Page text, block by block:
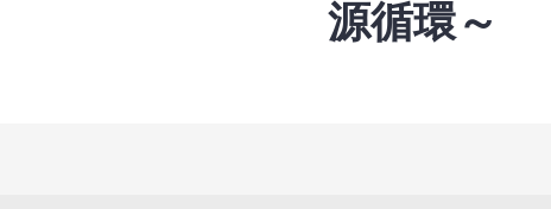
源循環～